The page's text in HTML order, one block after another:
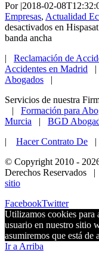
Por |2018-02-
Empresas, Actualidad
desactivados en
banda ancha
| Reclamación de
Accidentes en Madrid |
Abogados |
Servicios de nuestra
| Formación para
Murcia | BGD
| Hacer Contrato De |
© Copyright 2010 -
Derechos Reservados |
sitio
FacebookTwitter
Utilizamos cookies para
usuario en nuestro sitio
asumiremos que está de
Ir a Arriba